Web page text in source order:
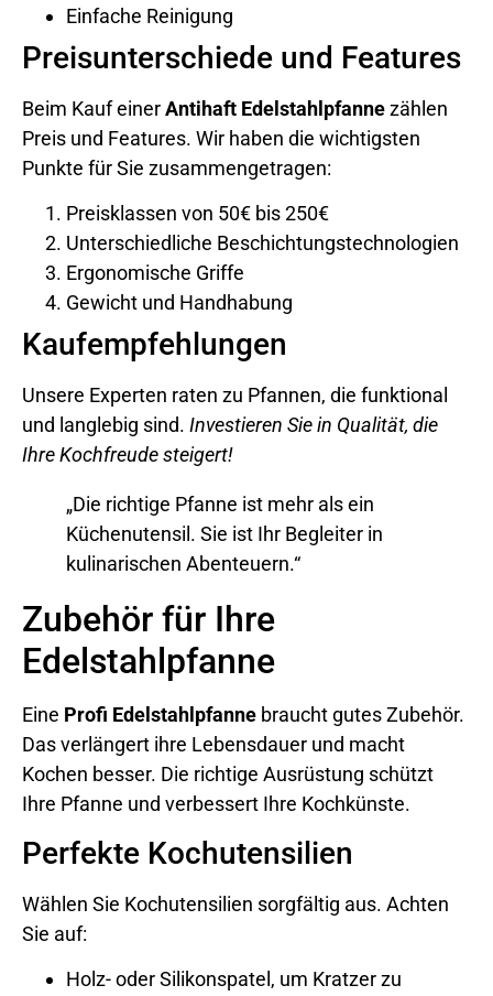
Einfache Reinigung
Preisunterschiede und Features
Beim Kauf einerAntihaft Edelstahlpfannezählen
Preis und Features. Wir haben die wichtigsten
Punkte für Sie zusammengetragen:
Preisklassen von 50€ bis 250€
Unterschiedliche Beschichtungstechnologien
Ergonomische Griffe
Gewicht und Handhabung
Kaufempfehlungen
Unsere Experten raten zu Pfannen, die funktional
und langlebig sind. Investieren Sie in Qualität, die
Ihre Kochfreude steigert!
„Die richtige Pfanne ist mehr als ein
Küchenutensil. Sie ist Ihr Begleiter in
kulinarischen Abenteuern.“
Zubehör für Ihre
Edelstahlpfanne
Eine Profi Edelstahlpfanne braucht gutes Zubehör.
Das verlängert ihre Lebensdauer und macht
Kochen besser. Die richtige Ausrüstung schützt
Ihre Pfanne und verbessert Ihre Kochkünste.
Perfekte Kochutensilien
Wählen Sie Kochutensilien sorgfältig aus. Achten
Sie auf:
Holz- oder Silikonspatel, um Kratzer zu